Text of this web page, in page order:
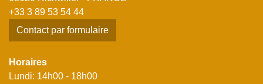
+33 3 89 53 54 44
Contact par formulaire
Horaires
Lundi: 14h00 - 18h00